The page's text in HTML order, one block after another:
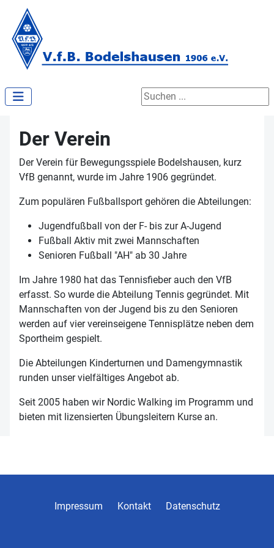
Suchen ...
Der Verein
Der Verein für Bewegungsspiele Bodelshausen, kurz
VfB genannt, wurde im Jahre 1906 gegründet.
Zum populären Fußballsport gehören die Abteilungen:
Jugendfußball von der F- bis zur A-Jugend
Fußball Aktiv mit zwei Mannschaften
Senioren Fußball "AH" ab 30 Jahre
Im Jahre 1980 hat das Tennisfieber auch den VfB
erfasst. So wurde die Abteilung Tennis gegründet. Mit
Mannschaften von der Jugend bis zu den Senioren
werden auf vier vereinseigene Tennisplätze neben dem
Sportheim gespielt.
Die Abteilungen Kinderturnen und Damengymnastik
runden unser vielfältiges Angebot ab.
Seit 2005 haben wir Nordic Walking im Programm und
bieten mit lizensierten Übungsleitern Kurse an.
Impressum Kontakt Datenschutz